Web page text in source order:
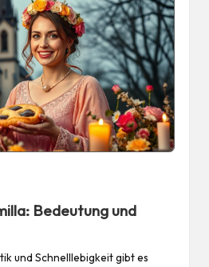
Bedeutung und
und Schnelllebigkeit gibt es